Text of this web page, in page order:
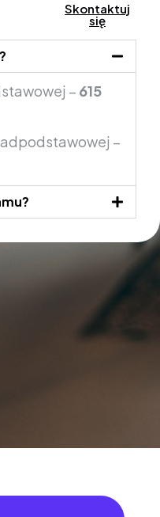
Skontaktuj
się
– 615
–